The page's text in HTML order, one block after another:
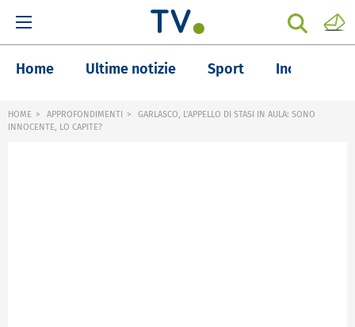
Home Ultime notizie Sport Inchieste
HOME APPROFONDIMENTI
GARLASCO, L'APPELLO DI STASI IN AULA: SONO
INNOCENTE, LO CAPITE?